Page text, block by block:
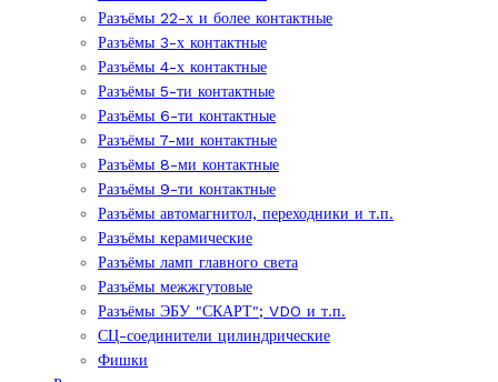
Разъёмы 22-х и более контактные
Разъёмы 3-х контактные
Разъёмы 4-х контактные
Разъёмы 5-ти контактные
Разъёмы 6-ти контактные
Разъёмы 7-ми контактные
Разъёмы 8-ми контактные
Разъёмы 9-ти контактные
Разъёмы автомагнитол, переходники и т.п.
Разъёмы керамические
Разъёмы ламп главного света
Разъёмы межжгутовые
Разъёмы ЭБУ "СКАРТ"; VDO и т.п.
СЦ-соединители цилиндрические
Фишки